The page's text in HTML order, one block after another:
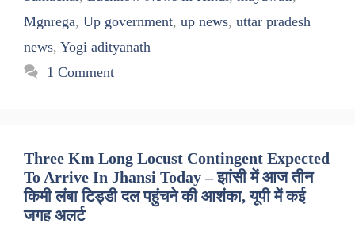
Mgnrega, Up government, up news, uttar pradesh
news, Yogi adityanath
1 Comment
Three Km Long Locust Contingent Expected
To Arrive In Jhansi Today – झांसी में आज तीन
किमी लंबा टिड्डी दल पहुंचने की आशंका, यूपी में कई
जगह अलर्ट